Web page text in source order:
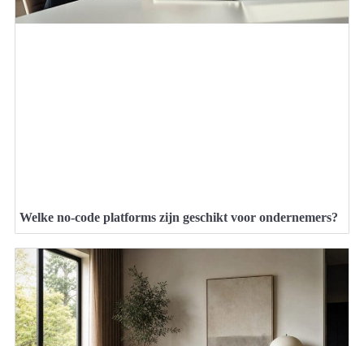
Welke no-code platforms zijn geschikt voor ondernemers?